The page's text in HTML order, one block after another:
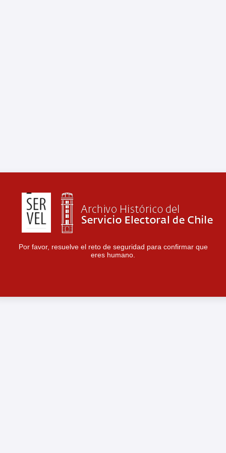
Por favor, resuelve el reto de seguridad para confirmar que
eres humano.